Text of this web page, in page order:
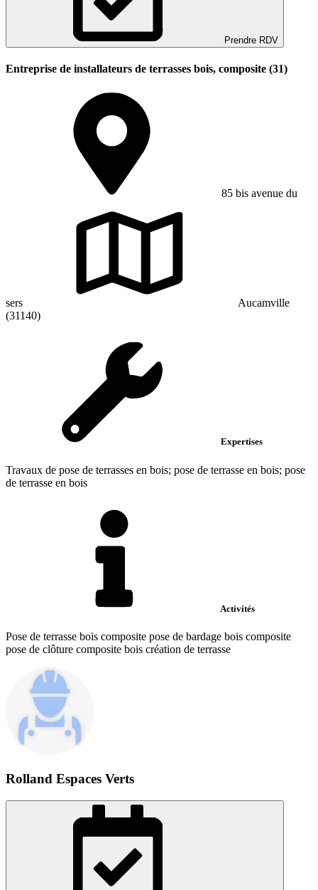
Prendre RDV
Entreprise de installateurs de terrasses bois, composite (31)
85 bis avenue du
sers
Aucamville
(31140)
Expertises
Travaux de pose de terrasses en bois; pose de terrasse en bois; pose
de terrasse en bois
Activités
Pose de terrasse bois composite pose de bardage bois composite
pose de clôture composite bois création de terrasse
Rolland Espaces Verts